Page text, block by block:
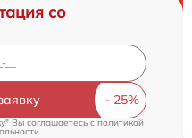
со
Вы соглашаетесь cполитикой